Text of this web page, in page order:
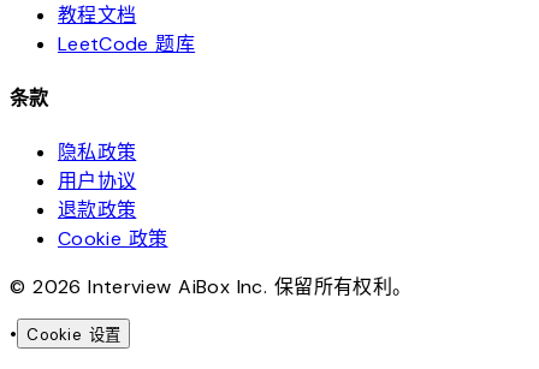
教程文档
LeetCode 题库
条款
隐私政策
用户协议
退款政策
Cookie 政策
© 2026 Interview AiBox Inc. 保留所有权利。
• Cookie 设置